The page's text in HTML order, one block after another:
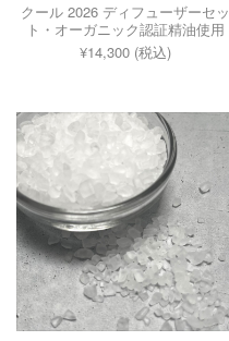
クール 2026 ディフューザーセッ
ト・オーガニック認証精油使用
¥14,300 (税込)